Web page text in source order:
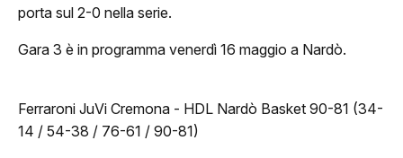
Settore Giovanile
Photo Gallery
porta sul 2-0 nella serie.
Gara 3 è in programma venerdì 16 maggio a Nardò.
Ferraroni JuVi Cremona - HDL Nardò Basket 90-81 (34-
14 / 54-38 / 76-61 / 90-81)